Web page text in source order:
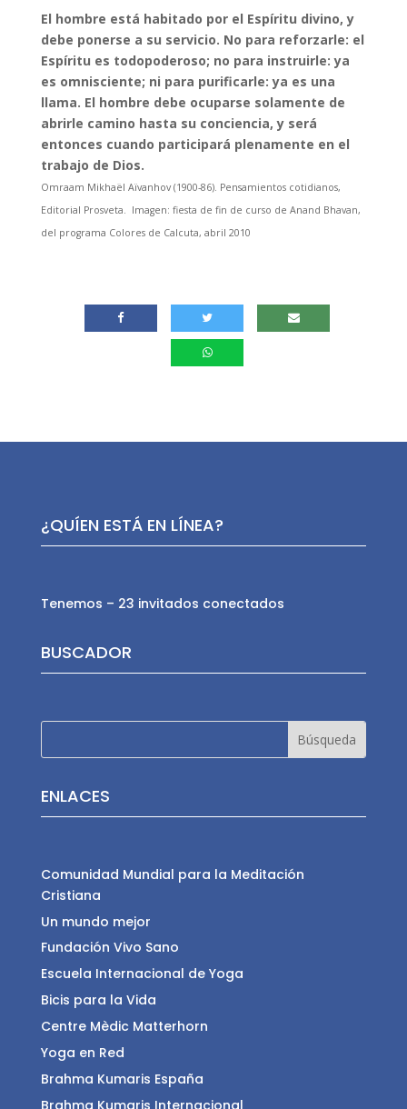
El hombre está habitado por el Espíritu divino, y
debe ponerse a su servicio. No para reforzarle: el
Espíritu es todopoderoso; no para instruirle: ya
es omnisciente; ni para purificarle: ya es una
llama. El hombre debe ocuparse solamente de
abrirle camino hasta su conciencia, y será
entonces cuando participará plenamente en el
trabajo de Dios.
Omraam Mikhaël Aïvanhov (1900-86). Pensamientos cotidianos,
Editorial Prosveta. Imagen: fiesta de fin de curso de Anand Bhavan,
del programa Colores de Calcuta, abril 2010
¿QUÍEN ESTÁ EN LÍNEA?
Tenemos – 23 invitados conectados
BUSCADOR
ENLACES
Comunidad Mundial para la Meditación
Cristiana
Un mundo mejor
Fundación Vivo Sano
Escuela Internacional de Yoga
Bicis para la Vida
Centre Mèdic Matterhorn
Yoga en Red
Brahma Kumaris España
Brahma Kumaris Internacional